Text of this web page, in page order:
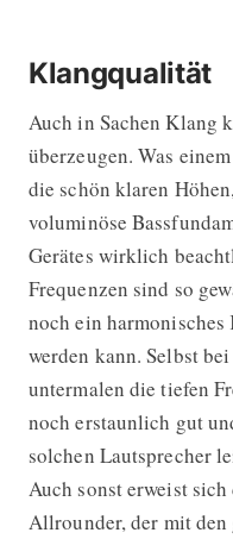
Klangqualität
Auch in Sachen Klang
überzeugen. Was
die schön klaren
voluminöse
Gerätes wirklich
Frequenzen sind so
noch ein
werden kann. Selbst
untermalen die tiefen
noch erstaunlich gut
solchen Lautsprecher
Auch sonst erweist
Allrounder, der mit